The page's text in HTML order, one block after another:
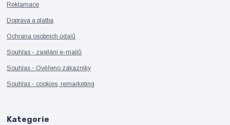
Reklamace
Doprava a platba
Ochrana osobních údajů
Souhlas - zasílání e-mailů
Souhlas - Ověřeno zákazníky
Souhlas - cookies, remarketing
Kategorie